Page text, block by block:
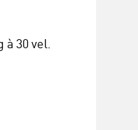
30 vel.